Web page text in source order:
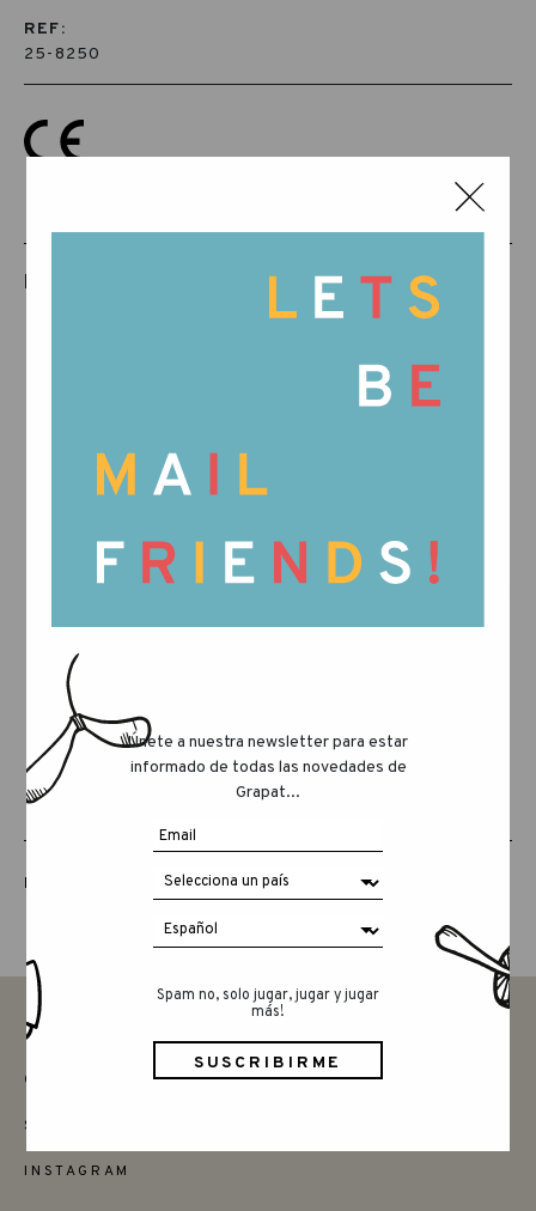
REF:
25-8250
PRODUCTOS RELACIONADOS
LUCKY LUCKY QUINTA EDICIÓN
Únete a nuestra newsletter para estar
informado de todas las novedades de
Grapat...
Spam no, solo jugar, jugar y jugar
más!
CONTACTAR
SAY HELLO
INSTAGRAM